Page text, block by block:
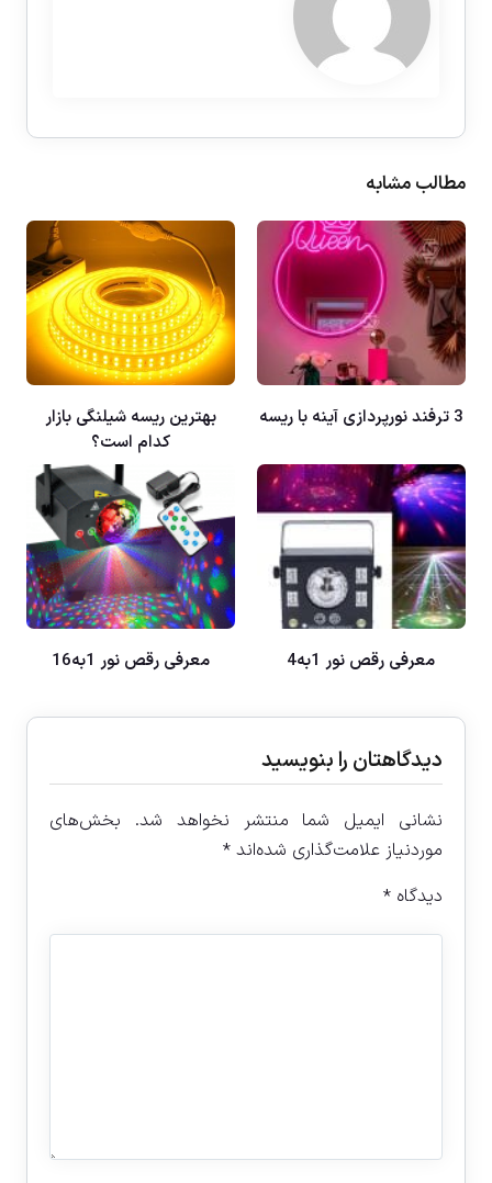
مطالب مشابه
3 ترفند نورپردازی آینه با ریسه
بهترین ریسه شیلنگی بازار
کدام است؟
معرفی رقص نور 1به4 معرفی رقص نور 1به16
دیدگاهتان را بنویسید
نشانی ایمیل شما منتشر نخواهد شد.
بخش‌های
موردنیاز علامت‌گذاری شده‌اند*
دیدگاه*